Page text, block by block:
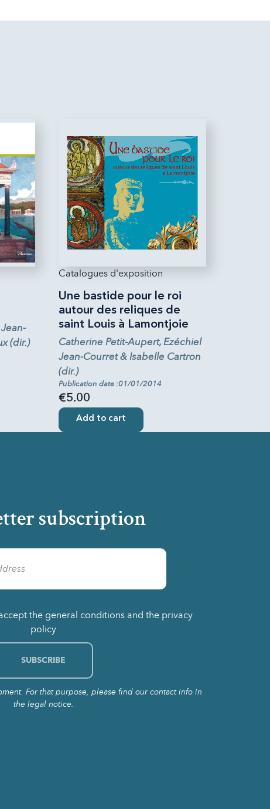
(dir.)
Catalogues d'exposition
Une bastide pour le roi
autour des reliques de
saint Louis à Lamontjoie
Catherine Petit-Aupert, Ezéchiel
Jean-Courret & Isabelle Cartron
(dir.)
Publication date :01/01/2014
€5.00
Add to cart
subscription
the general conditions and the privacy
policy
For that purpose, please find our contact info in
the legal notice.